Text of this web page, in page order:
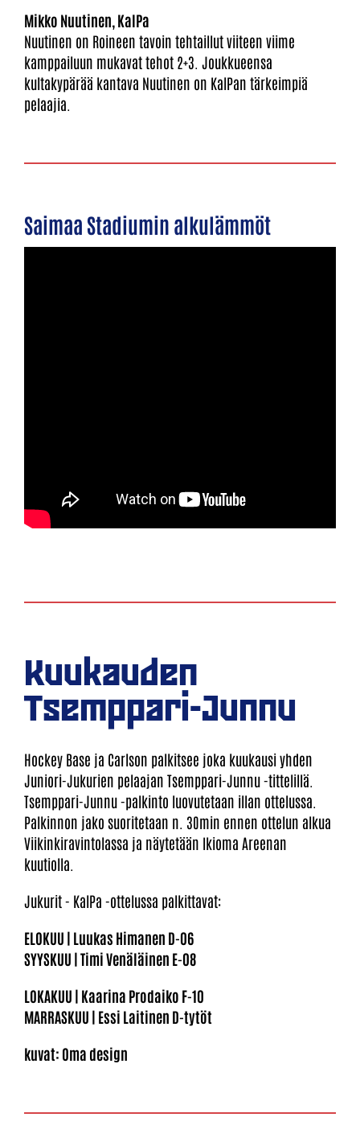
Mikko Nuutinen, KalPa
Nuutinen on Roineen tavoin tehtaillut viiteen viime
kamppailuun mukavat tehot 2+3. Joukkueensa
kultakypärää kantava Nuutinen on KalPan tärkeimpiä
pelaajia.
Saimaa Stadiumin alkulämmöt
Kuukauden
Tsemppari-Junnu
Hockey Base ja Carlson palkitsee joka kuukausi yhden
Juniori-Jukurien pelaajan Tsemppari-Junnu -tittelillä.
Tsemppari-Junnu -palkinto luovutetaan illan ottelussa.
Palkinnon jako suoritetaan n. 30min ennen ottelun alkua
Viikinkiravintolassa ja näytetään Ikioma Areenan
kuutiolla.
Jukurit - KalPa -ottelussa palkittavat:
ELOKUU | Luukas Himanen D-06
SYYSKUU | Timi Venäläinen E-08
LOKAKUU | Kaarina Prodaiko F-10
MARRASKUU | Essi Laitinen D-tytöt
kuvat: Oma design